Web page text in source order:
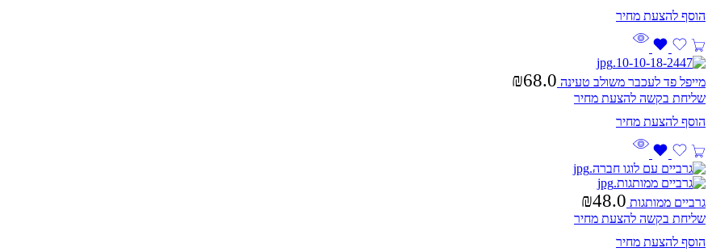
מייפל פד לעכבר משולב טעינה ₪68.0
שליחת בקשה להצעת מחיר
גרביים ממותגות ₪48.0
שליחת בקשה להצעת מחיר